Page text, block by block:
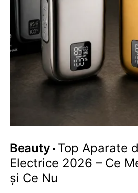
Beauty Top Aparate
Electrice 2026 – Ce
și Ce Nu